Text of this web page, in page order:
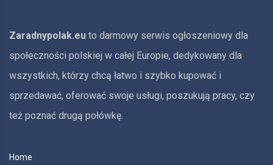
Zaradnypolak.eu to darmowy serwis ogłoszeniowy dla
społeczności polskiej w całej Europie, dedykowany dla
wszystkich, którzy chcą łatwo i szybko kupować i
sprzedawać, oferować swoje usługi, poszukują pracy, czy
też poznać drugą połówkę.
Home